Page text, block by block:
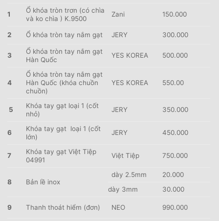
1
Ổ khóa tròn trơn (có chìa
và ko chìa ) K.9500
Zani 150.000
2 Ổ khóa tròn tay nắm gạt JERY 300.000
3
Ổ khóa tròn tay nắm gạt
Hàn Quốc
YES KOREA 500.000
4
Ổ khóa tròn tay nắm gạt
Hàn Quốc (khóa chuồn
chuồn)
YES KOREA 550.00
5
Khóa tay gạt loại 1 (cốt
nhỏ)
JERY 350.000
6
Khóa tay gạt loại 1 (cốt
lớn)
JERY 450.000
7
Khóa tay gạt Việt Tiệp
04991
Việt Tiệp 750.000
8 Bản lề inox
dày 2.5mm
20.000
dày 3mm
30.000
9 Thanh thoát hiểm (đơn) NEO 990.000